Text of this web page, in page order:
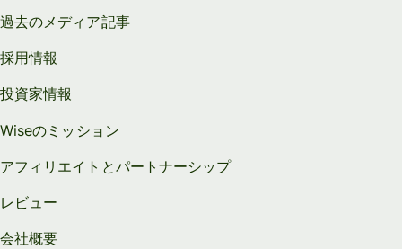
過去のメディア記事
採用情報
投資家情報
Wiseのミッション
アフィリエイトとパートナーシップ
レビュー
会社概要